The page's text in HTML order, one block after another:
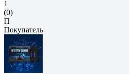
1
(0)
П
Покупатель